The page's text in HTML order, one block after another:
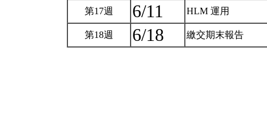
第17週 6/11 HLM 運用
第18週 6/18 繳交期末報告